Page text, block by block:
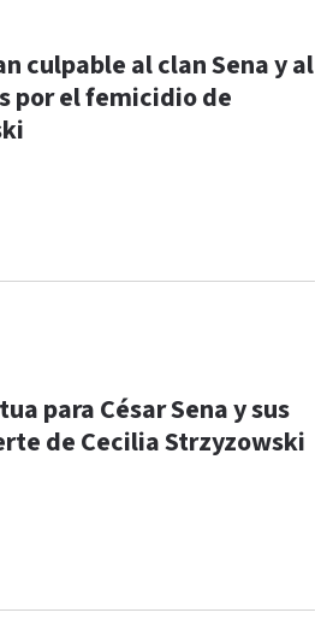
culpable al clan Sena y al
por el femicidio de
para César Sena y sus
de Cecilia Strzyzowski